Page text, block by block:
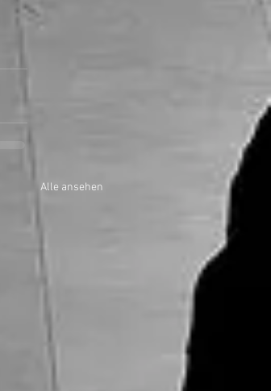
Alle ansehen